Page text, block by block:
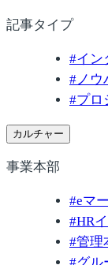
記事タイプ
#イン
# ノウ
#プロ
カルチャー
事業本部
#eマ
#HR
#管理